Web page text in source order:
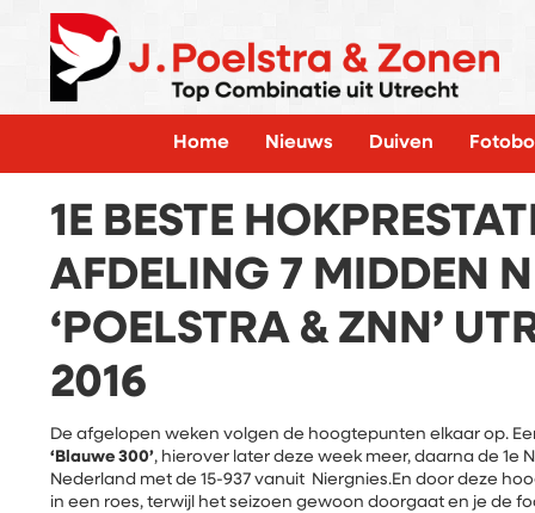
Home Nieuws Duiven
1E BESTE
AFDELING 7 MIDDEN
‘POELSTRA & ZNN’
2016
De afgelopen weken volgen de hoogtepunten elkaar op.
‘Blauwe 300’, hierover later deze week meer, daarna de 1e
Nederland met de 15-937 vanuit Niergnies.En door deze
in een roes, terwijl het seizoen gewoon doorgaat en je de